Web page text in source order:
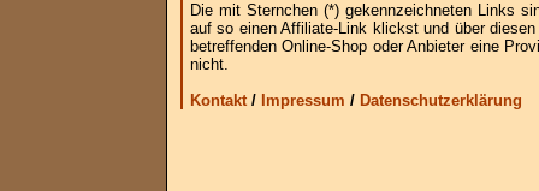
Die mit Sternchen (*) gekennzeichneten Links
auf so einen Affiliate-Link klickst und über
betreffenden Online-Shop oder Anbieter eine
nicht.
Kontakt/ Impressum / Datenschutzerklärung